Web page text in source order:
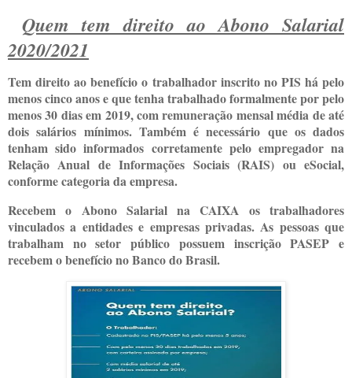
Quem tem direito ao Abono Salarial
2020/2021
Tem direito ao benefício o trabalhador inscrito no PIS há pelo
menos cinco anos e que tenha trabalhado formalmente por pelo
menos 30 dias em 2019, com remuneração mensal média de até
dois salários mínimos. Também é necessário que os dados
tenham sido informados corretamente pelo empregador na
Relação Anual de Informações Sociais (RAIS) ou eSocial,
conforme categoria da empresa.
Recebem o Abono Salarial na CAIXA os trabalhadores
vinculados a entidades e empresas privadas. As pessoas que
trabalham no setor público possuem inscrição PASEP e
recebem o benefício no Banco do Brasil.